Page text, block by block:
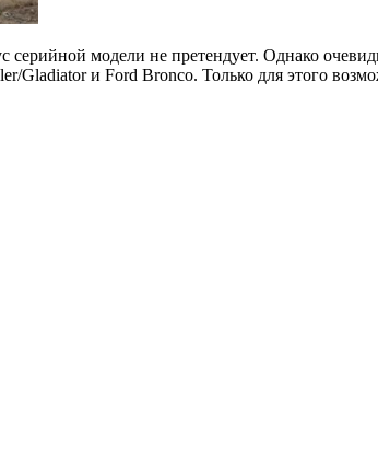
серийной модели не претендует. Однако
Gladiator и Ford Bronco. Только для этого